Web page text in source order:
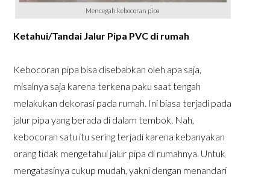
Mencegah kebocoran pipa
Ketahui/Tandai Jalur Pipa PVC di rumah
Kebocoran pipa bisa disebabkan oleh apa saja,
misalnya saja karena terkena paku saat tengah
melakukan dekorasi pada rumah. Ini biasa terjadi pada
jalur pipa yang berada di dalam tembok. Nah,
kebocoran satu itu sering terjadi karena kebanyakan
orang tidak mengetahui jalur pipa di rumahnya. Untuk
mengatasinya cukup mudah, yakni dengan menandari